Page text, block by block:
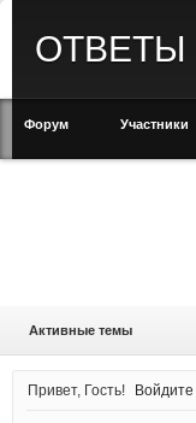
Форум Участники
Активные темы
Привет, Гость! Войдите